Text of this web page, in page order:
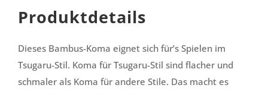
Produktdetails
Dieses Bambus-Koma eignet sich für’s Spielen im
Tsugaru-Stil. Koma für Tsugaru-Stil sind flacher und
schmaler als Koma für andere Stile. Das macht es